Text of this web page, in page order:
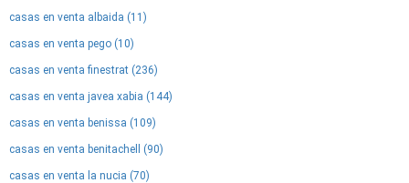
casas en venta albaida (11)
casas en venta pego (10)
casas en venta finestrat (236)
casas en venta javea xabia (144)
casas en venta benissa (109)
casas en venta benitachell (90)
casas en venta la nucia (70)